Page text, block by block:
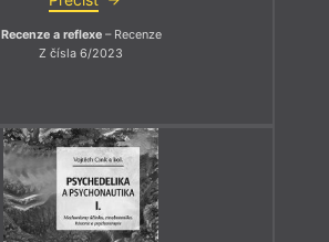
Recenze a reflexe– Recenze
Z čísla 6/2023